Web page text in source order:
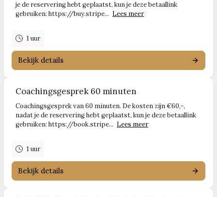
je de reservering hebt geplaatst, kun je deze betaallink
gebruiken: https://buy.stripe... Lees meer
1 uur
Bekijk details
Coachingsgesprek 60 minuten
Coachingsgesprek van 60 minuten. De kosten zijn €60,-,
nadat je de reservering hebt geplaatst, kun je deze betaallink
gebruiken: https://book.stripe... Lees meer
1 uur
Bekijk details